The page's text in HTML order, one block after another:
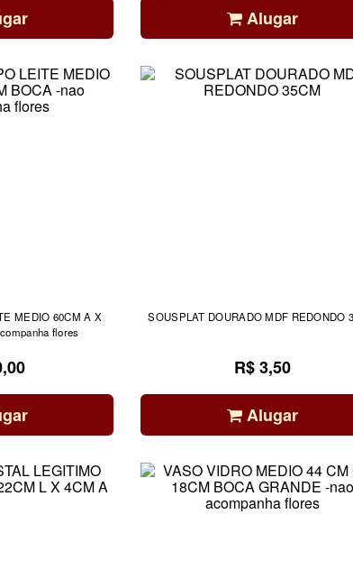
Alugar
MEDIO 60CM A X
flores
SOUSPLAT DOURADO MDF REDONDO
R$ 3,50
Alugar